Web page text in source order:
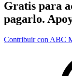
Gratis para
pagarlo.
Contribuir con ABC